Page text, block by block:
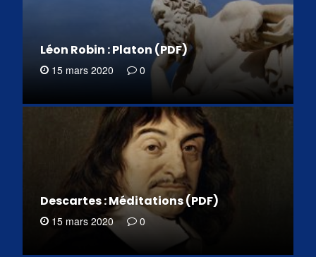
Léon Robin : Platon (PDF)
15 mars 2020 0
Descartes : Méditations (PDF)
15 mars 2020 0